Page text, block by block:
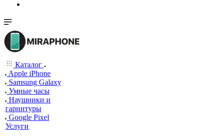
Каталог
Apple iPhone
Samsung Galaxy
Умные часы
Наушники и
гарнитуры
Google Pixel
Услуги